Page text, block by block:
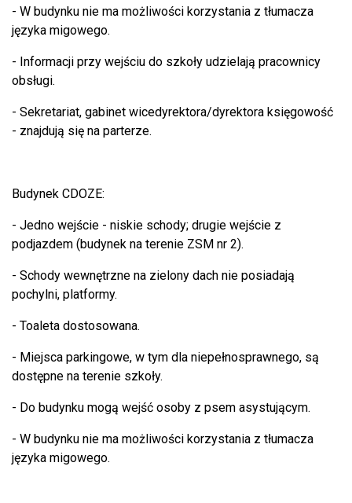
- W budynku nie ma możliwości korzystania z tłumacza
języka migowego.
- Informacji przy wejściu do szkoły udzielają pracownicy
obsługi.
- Sekretariat, gabinet wicedyrektora/dyrektora księgowość
- znajdują się na parterze.
Budynek CDOZE:
- Jedno wejście - niskie schody; drugie wejście z
podjazdem (budynek na terenie ZSM nr 2).
- Schody wewnętrzne na zielony dach nie posiadają
pochylni, platformy.
- Toaleta dostosowana.
- Miejsca parkingowe, w tym dla niepełnosprawnego, są
dostępne na terenie szkoły.
- Do budynku mogą wejść osoby z psem asystującym.
- W budynku nie ma możliwości korzystania z tłumacza
języka migowego.